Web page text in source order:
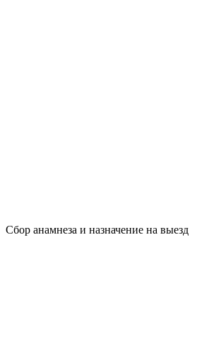
Сбор анамнеза и назначение на выезд